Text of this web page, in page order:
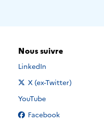
Nous suivre
Nous suivre sur
LinkedIn
Nous suivre sur
X (ex-Twitter)
Nous suivre sur
YouTube
Nous suivre sur
Facebook